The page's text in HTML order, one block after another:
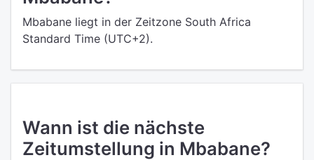
Mbabane liegt in der Zeitzone South Africa
Standard Time (UTC+2).
Wann ist die nächste
Zeitumstellung in Mbabane?